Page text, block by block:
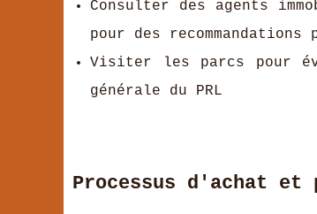
Consulter des agents
pour des recommandations
Visiter les parcs pour
générale du PRL
Processus d'achat